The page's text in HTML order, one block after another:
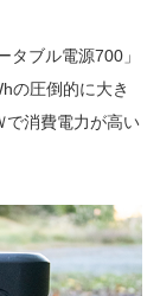
ブル電源700」
の圧倒的に大き
で消費電力が高い